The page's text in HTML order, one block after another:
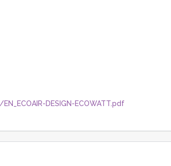
DESIGN-ECOWATT.pdf